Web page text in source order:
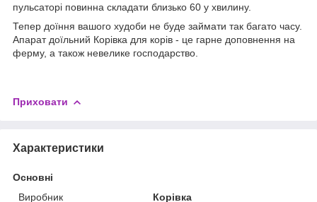
пульсаторі повинна складати близько 60 у хвилину.
Тепер доїння вашого худоби не буде займати так багато часу.
Апарат доїльний Корівка для корів - це гарне доповнення на
ферму, а також невелике господарство.
Приховати
Характеристики
Основні
Виробник
Корівка